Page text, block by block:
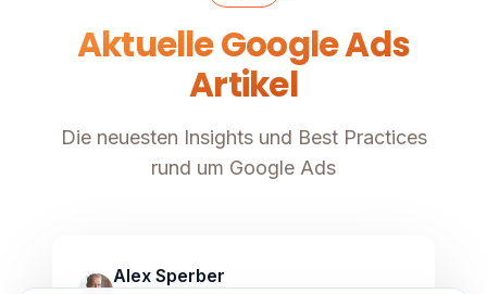
Aktuelle Google Ads
Artikel
Die neuesten Insights und Best Practices
rund um Google Ads
Alex Sperber